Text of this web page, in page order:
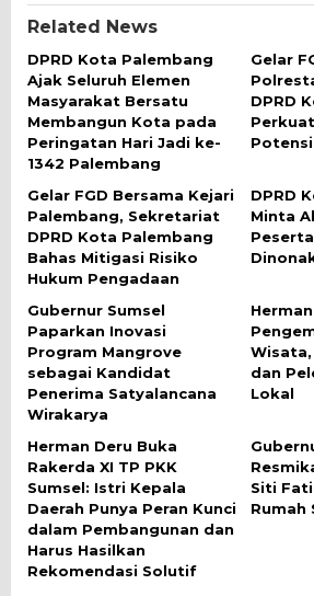
Related News
DPRD Kota Palembang
Ajak Seluruh Elemen
Masyarakat Bersatu
Membangun Kota pada
Peringatan Hari Jadi ke-
1342 Palembang
Gelar
DPRD
Gelar FGD Bersama Kejari
Palembang, Sekretariat
DPRD Kota Palembang
Bahas Mitigasi Risiko
Hukum Pengadaan
DPRD
Minta
Peserta
Gubernur Sumsel
Paparkan Inovasi
Program Mangrove
sebagai Kandidat
Penerima Satyalancana
Wirakarya
dan
Lokal
Herman Deru Buka
Rakerda XI TP PKK
Sumsel: Istri Kepala
Daerah Punya Peran Kunci
dalam Pembangunan dan
Harus Hasilkan
Rekomendasi Solutif
Siti
Rumah